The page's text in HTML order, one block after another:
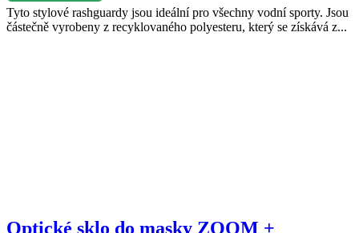
Tyto stylové rashguardy jsou ideální pro všechny vodní sporty. Jsou
částečně vyrobeny z recyklovaného polyesteru, který se získává z...
Optické sklo do masky ZOOM +